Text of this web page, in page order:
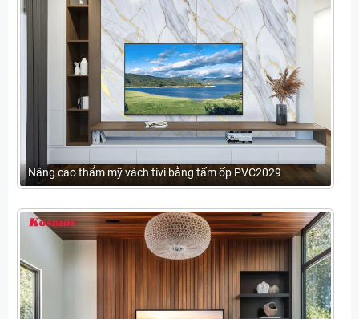
Nâng cao thẩm mỹ vách tivi bằng tấm ốp PVC2029